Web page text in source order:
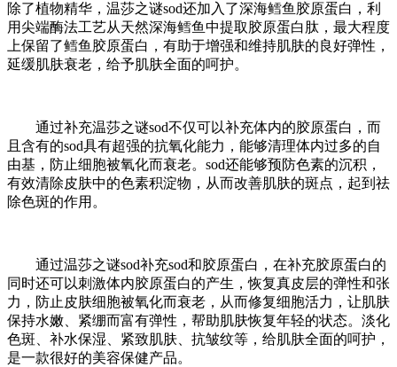
除了植物精华，温莎之谜sod还加入了深海鳕鱼胶原蛋白，利
用尖端酶法工艺从天然深海鳕鱼中提取胶原蛋白肽，最大程度
上保留了鳕鱼胶原蛋白，有助于增强和维持肌肤的良好弹性，
延缓肌肤衰老，给予肌肤全面的呵护。
通过补充温莎之谜sod不仅可以补充体内的胶原蛋白，而
且含有的sod具有超强的抗氧化能力，能够清理体内过多的自
由基，防止细胞被氧化而衰老。sod还能够预防色素的沉积，
有效清除皮肤中的色素积淀物，从而改善肌肤的斑点，起到祛
除色斑的作用。
通过温莎之谜sod补充sod和胶原蛋白，在补充胶原蛋白的
同时还可以刺激体内胶原蛋白的产生，恢复真皮层的弹性和张
力，防止皮肤细胞被氧化而衰老，从而修复细胞活力，让肌肤
保持水嫩、紧绷而富有弹性，帮助肌肤恢复年轻的状态。淡化
色斑、补水保湿、紧致肌肤、抗皱纹等，给肌肤全面的呵护，
是一款很好的美容保健产品。